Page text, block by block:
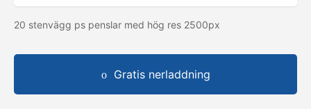
20 stenvägg ps penslar med hög res 2500px
Gratis nerladdning